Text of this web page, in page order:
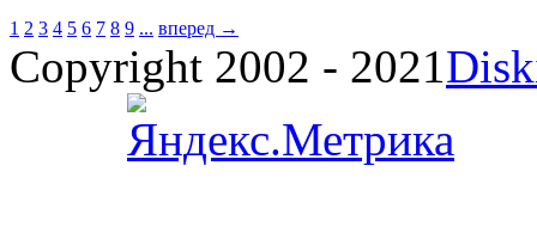
1 2 3 4 5 6 7 8 9 ... вперед →
Copyright 2002 - 2021